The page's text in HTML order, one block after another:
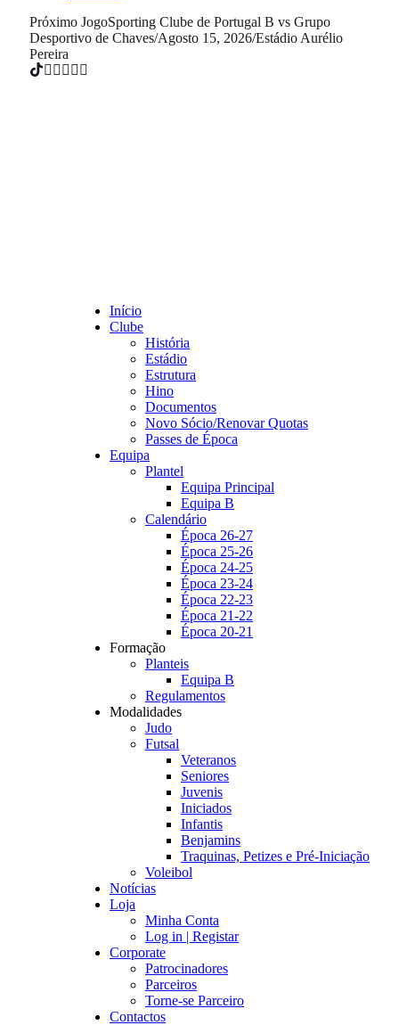
Próximo JogoSporting Clube de Portugal B vs Grupo
Desportivo de Chaves/Agosto 15, 2026/Estádio Aurélio
Pereira
Início
Clube
História
Estádio
Estrutura
Hino
Documentos
Novo Sócio/Renovar Quotas
Passes de Época
Equipa
Plantel
Equipa Principal
Equipa B
Calendário
Época 26-27
Época 25-26
Época 24-25
Época 23-24
Época 22-23
Época 21-22
Época 20-21
Formação
Planteis
Equipa B
Regulamentos
Modalidades
Judo
Futsal
Veteranos
Seniores
Juvenis
Iniciados
Infantis
Benjamins
Traquinas, Petizes e Pré-Iniciação
Voleibol
Notícias
Loja
Minha Conta
Log in | Registar
Corporate
Patrocinadores
Parceiros
Torne-se Parceiro
Contactos